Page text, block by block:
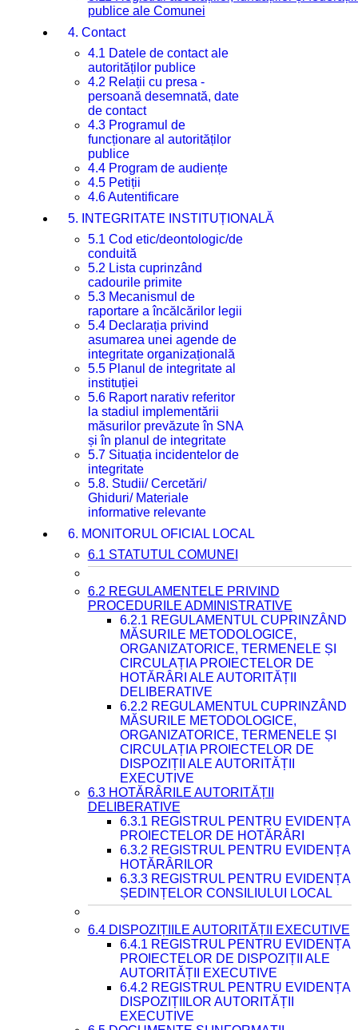
publice ale Comunei
4. Contact
4.1 Datele de contact ale
autorităților publice
4.2 Relații cu presa -
persoană desemnată, date
de contact
4.3 Programul de
funcționare al autorităților
publice
4.4 Program de audiențe
4.5 Petiții
4.6 Autentificare
5. INTEGRITATE INSTITUȚIONALĂ
5.1 Cod etic/deontologic/de
conduită
5.2 Lista cuprinzând
cadourile primite
5.3 Mecanismul de
raportare a încălcărilor legii
5.4 Declarația privind
asumarea unei agende de
integritate organizațională
5.5 Planul de integritate al
instituției
5.6 Raport narativ referitor
la stadiul implementării
măsurilor prevăzute în SNA
și în planul de integritate
5.7 Situația incidentelor de
integritate
5.8. Studii/ Cercetări/
Ghiduri/ Materiale
informative relevante
6. MONITORUL OFICIAL LOCAL
6.1 STATUTUL COMUNEI
6.2 REGULAMENTELE PRIVIND
PROCEDURILE ADMINISTRATIVE
6.2.1 REGULAMENTUL CUPRINZÂND
MĂSURILE METODOLOGICE,
ORGANIZATORICE, TERMENELE ȘI
CIRCULAȚIA PROIECTELOR DE
HOTĂRÂRI ALE AUTORITĂȚII
DELIBERATIVE
6.2.2 REGULAMENTUL CUPRINZÂND
MĂSURILE METODOLOGICE,
ORGANIZATORICE, TERMENELE ȘI
CIRCULAȚIA PROIECTELOR DE
DISPOZIȚII ALE AUTORITĂȚII
EXECUTIVE
6.3 HOTĂRÂRILE AUTORITĂȚII
DELIBERATIVE
6.3.1 REGISTRUL PENTRU EVIDENȚA
PROIECTELOR DE HOTĂRÂRI
6.3.2 REGISTRUL PENTRU EVIDENȚA
HOTĂRÂRILOR
6.3.3 REGISTRUL PENTRU EVIDENȚA
ȘEDINȚELOR CONSILIULUI LOCAL
6.4 DISPOZIȚIILE AUTORITĂȚII EXECUTIVE
6.4.1 REGISTRUL PENTRU EVIDENȚA
PROIECTELOR DE DISPOZIȚII ALE
AUTORITĂȚII EXECUTIVE
6.4.2 REGISTRUL PENTRU EVIDENȚA
DISPOZIȚIILOR AUTORITĂȚII
EXECUTIVE